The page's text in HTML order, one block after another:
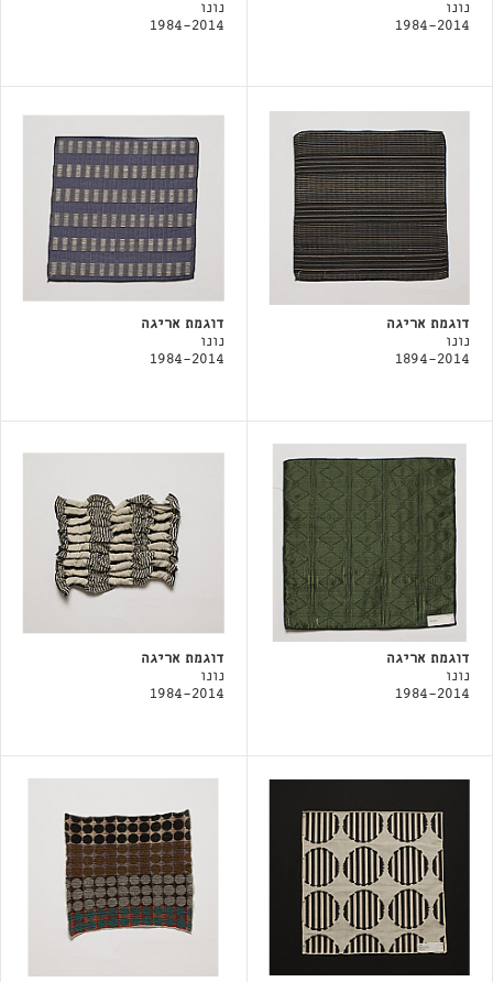
נונו
1984-2014
נונו
1984-2014
דוגמת אריגה
נונו
1894-2014
דוגמת אריגה
נונו
1984-2014
דוגמת אריגה
נונו
1984-2014
דוגמת אריגה
נונו
1984-2014